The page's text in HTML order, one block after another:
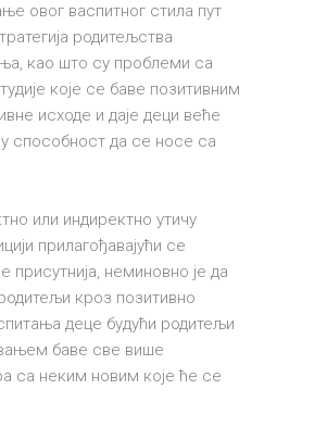
овог васпитног стила пут
родитељства
као што су проблеми са
које се баве позитивним
исходе и даје деци веће
способност да се носе са
или индиректно утичу
прилагођавајући се
неминовно је да
кроз позитивно
деце будући родитељи
баве све више
са неким новим које ће се